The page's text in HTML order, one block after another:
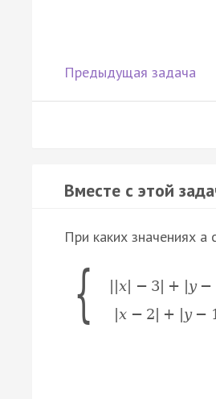
Предыдущая задача
Вместе с этой
При каких значениях a
{ x − 3 + y −
x − 2 + y − 1